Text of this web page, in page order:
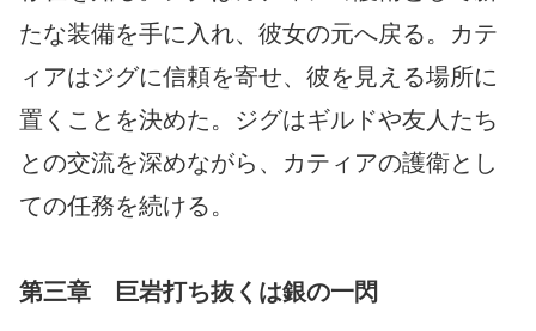
たな装備を手に入れ、彼女の元へ戻る。カテ
ィアはジグに信頼を寄せ、彼を見える場所に
置くことを決めた。ジグはギルドや友人たち
との交流を深めながら、カティアの護衛とし
ての任務を続ける。
第三章 巨岩打ち抜くは銀の一閃